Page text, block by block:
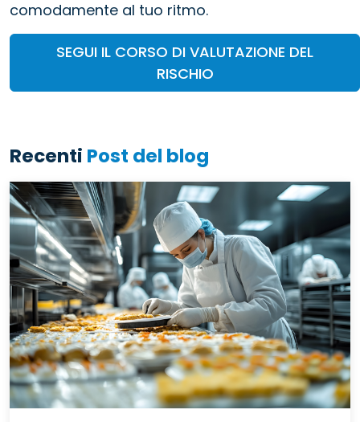
comodamente al tuo ritmo.
SEGUI IL CORSO DI VALUTAZIONE DEL
RISCHIO
Recenti Post del blog